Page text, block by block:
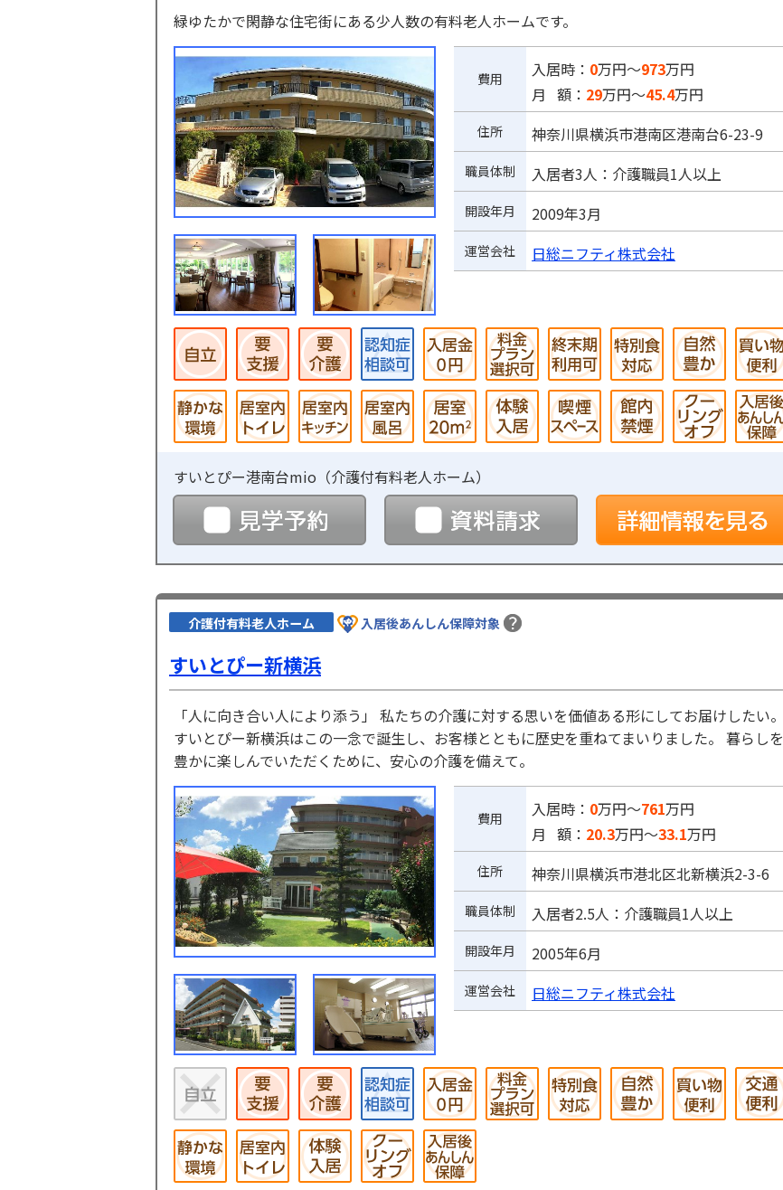
緑ゆたかで閑静な住宅街にある少人数の有料老人ホームです。
費用 入居時： 0万円～973万円
月 額： 29万円～45.4万円
住所 神奈川県横浜市港南区港南台6-23-9
職員体制 入居者3人：介護職員1人以上
開設年月 2009年3月
運営会社 日総ニフティ株式会社
すいとぴー港南台mio（介護付有料老人ホーム）
見学予約
資料請求
介護付有料老人ホーム 入居後あんしん保障対象
すいとぴー新横浜
「人に向き合い人により添う」 私たちの介護に対する思いを価値ある形にしてお届けしたい。
すいとぴー新横浜はこの一念で誕生し、お客様とともに歴史を重ねてまいりました。 暮らしを
豊かに楽しんでいただくために、安心の介護を備えて。
費用 入居時： 0万円～761万円
月 額： 20.3万円～33.1万円
住所 神奈川県横浜市港北区北新横浜2-3-6
職員体制 入居者2.5人：介護職員1人以上
開設年月 2005年6月
運営会社 日総ニフティ株式会社